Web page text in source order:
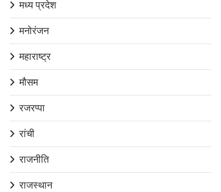
मध्य प्रदेश
मनोरंजन
महाराष्ट्र
मौसम
रजरप्पा
रांची
राजनीति
राजस्थान